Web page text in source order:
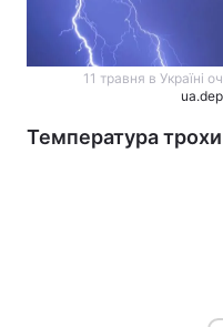
11 травня в Україні
Температура